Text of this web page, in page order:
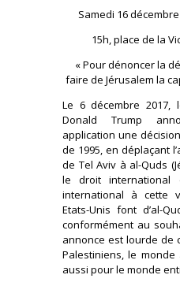
Samedi 16
15h, place de la
« Pour dénoncer la
faire de Jérusalem la
Le 6 décembre 2017,
Donald Trump
application une
de 1995, en déplaçant
de Tel Aviv à al-Quds
le droit international
international à cette
Etats-Unis font d’al-
conformément au
annonce est lourde de
Palestiniens, le monde
aussi pour le monde